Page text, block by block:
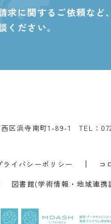
求に関する ご依頼など
ください。
区浜寺南町1-89-1
TEL：
ライバシーポリシー
コ
図書館(学術情報・地域連携